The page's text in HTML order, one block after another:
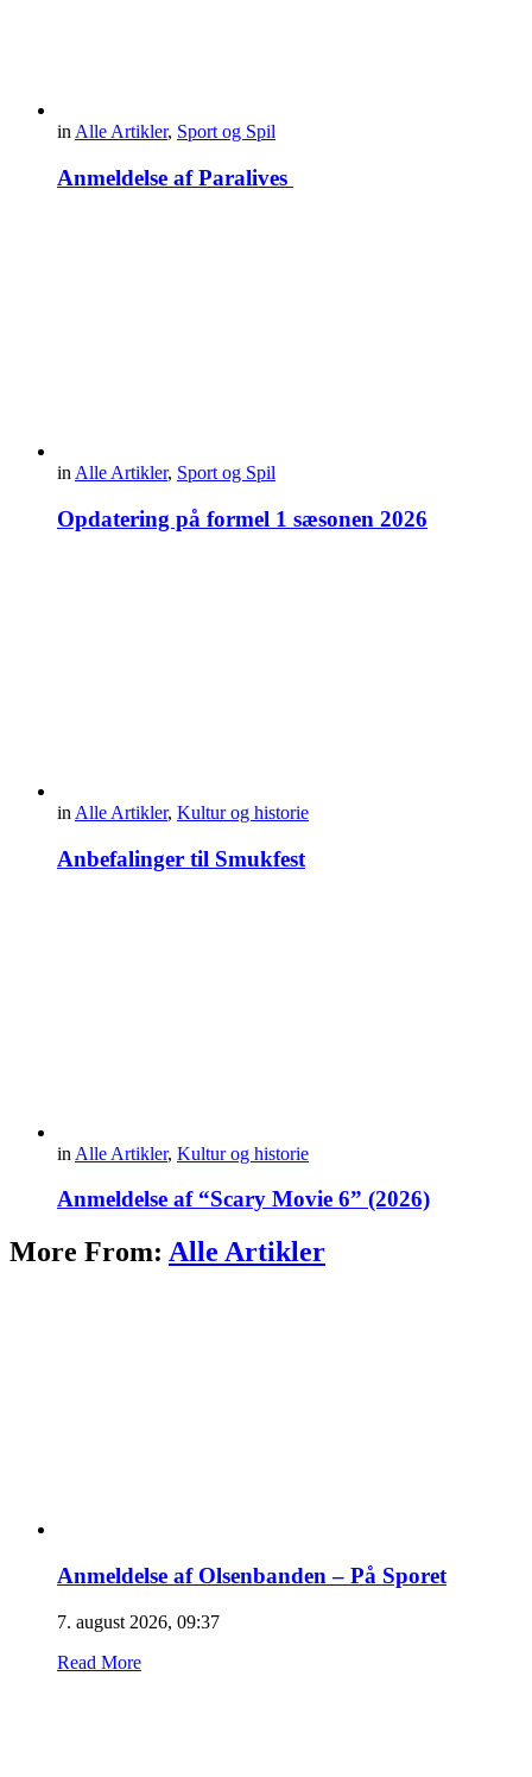
inAlle Artikler, Sport og Spil
Anmeldelse af Paralives
in Alle Artikler, Sport og Spil
Opdatering på formel 1 sæsonen 2026
in Alle Artikler, Kultur og historie
Anbefalinger til Smukfest
in Alle Artikler, Kultur og historie
Anmeldelse af “Scary Movie 6” (2026)
More From: Alle Artikler
Anmeldelse af Olsenbanden – På Sporet
7. august 2026, 09:37
Read More